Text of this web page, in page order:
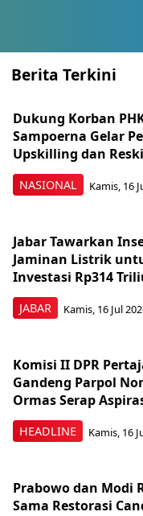
Berita Terkini
NASIONAL
Dukung Korban
Sampoerna Gelar
Upskilling dan
Kamis, 16
JABAR
Jabar Tawarkan
Jaminan Listrik
Investasi Rp314
Kamis, 16 Jul
HEADLINE
Komisi II DPR
Gandeng Parpol
Ormas Serap
Kamis, 16
Prabowo dan Modi
Sama Restorasi